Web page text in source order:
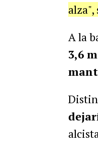
A la
3,6